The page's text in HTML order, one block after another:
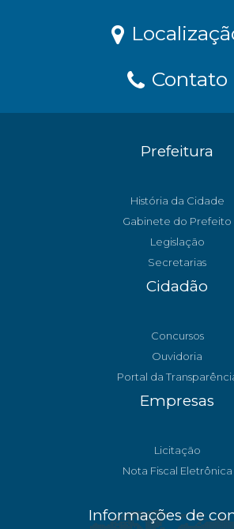
Contato
Prefeitura
História da Cidade
Gabinete do Prefeito
Legislação
Secretarias
Cidadão
Concursos
Ouvidoria
Portal da
Empresas
Licitação
Nota Fiscal Eletrônica
Informações de